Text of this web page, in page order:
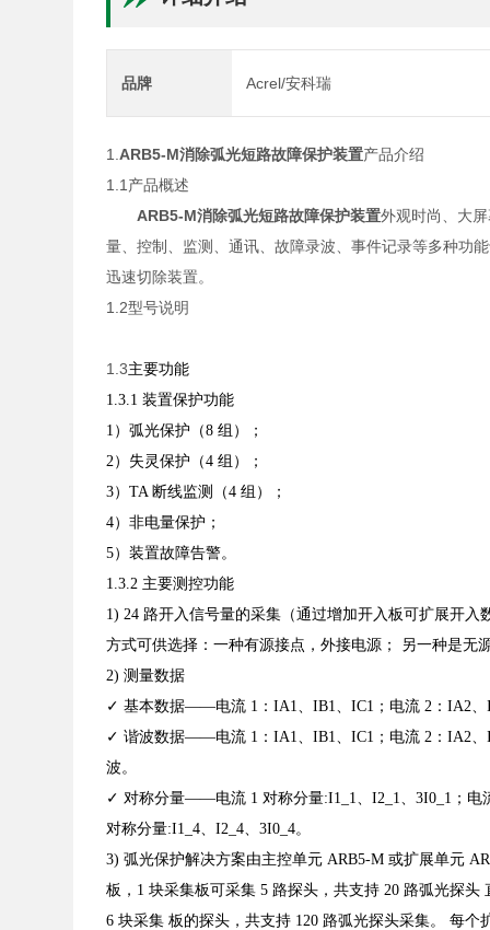
品牌 Acrel/安科瑞
1. ARB5-M消除弧光短路故障保护装置产品介绍
1.1产品概述
ARB5-M消除弧光短路故障保护装置外观时尚、大
量、控制、监测、通讯、故障录波、事件记录等多种功
迅速切除装置。
1.2型号说明
1.3主要功能
1.3.1 装置保护功能
1）弧光保护（8 组）；
2）失灵保护（4 组）；
3）TA 断线监测（4 组）；
4）非电量保护；
5）装置故障告警。
1.3.2 主要测控功能
1) 24 路开入信号量的采集（通过增加开入板可扩展开
方式可供选择：一种有源接点，外接电源；
另一种是无
2)测量数据
✓基本数据——电流 1：IA1、IB1、IC1；电流 2：IA2
✓谐波数据——电流 1：IA1、IB1、IC1；电流 2：IA2
波。
✓对称分量——电流 1 对称分量:I1_1、I2_1、3I0_1；电
对称分量:I1_4、I2_4、3I0_4。
3) 弧光保护解决方案由主控单元 ARB5-M 或扩展单元
板，1 块采集板可采集 5 路探头，共支持 20 路弧光探头
6 块采集板的探头，共支持 120 路弧光探头采集。每个